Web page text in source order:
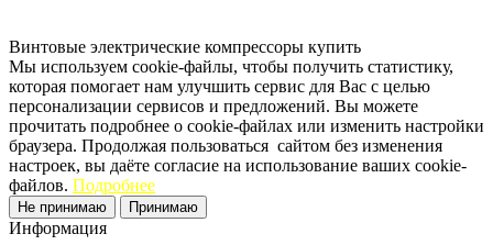
Винтовые электрические компрессоры купить
Мы используем cookie-файлы, чтобы получить статистику,
которая помогает нам улучшить сервис для Вас с целью
персонализации сервисов и предложений. Вы можете
прочитать подробнее о cookie-файлах или изменить настройки
браузера. Продолжая пользоваться сайтом без изменения
настроек, вы даёте согласие на использование ваших cookie-
файлов. Подробнее
Не принимаю Принимаю
Информация